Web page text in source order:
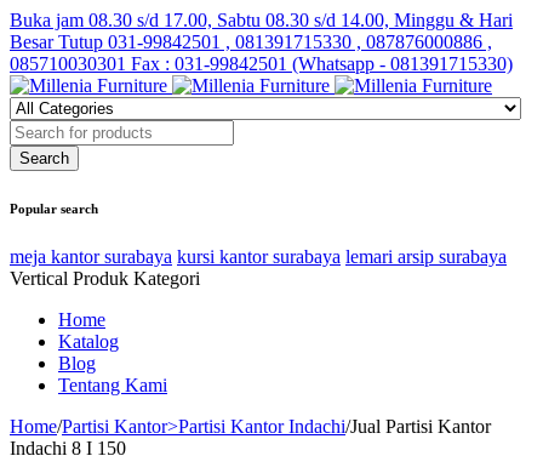
Buka jam 08.30 s/d 17.00, Sabtu 08.30 s/d 14.00, Minggu & Hari
Besar Tutup 031-99842501 , 081391715330 , 087876000886 ,
085710030301 Fax : 031-99842501 (Whatsapp - 081391715330)
Popular search
meja kantor surabaya kursi kantor surabaya lemari arsip surabaya
Vertical Produk Kategori
Home
Katalog
Blog
Tentang Kami
Home/Partisi Kantor>Partisi Kantor Indachi/Jual Partisi Kantor
Indachi 8 I 150